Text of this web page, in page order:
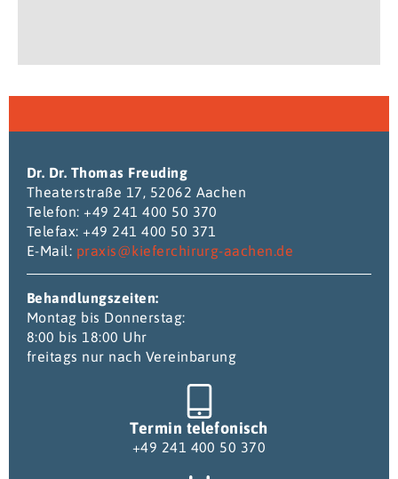
Dr. Dr. Thomas Freuding
Theaterstraße 17, 52062 Aachen
Telefon: +49 241 400 50 370
Telefax: +49 241 400 50 371
E-Mail: praxis@kieferchirurg-aachen.de
Behandlungszeiten:
Montag bis Donnerstag:
8:00 bis 18:00 Uhr
freitags nur nach Vereinbarung
Termin telefonisch
+49 241 400 50 370